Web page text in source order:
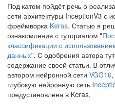
Под катом пойдёт речь о
сети архитектуры InceptionV3 с
фреймворка Keras. Статью я
ознакомления с туториалом "
классификации с
данных". С одобрения автора
содержание своей статьи. В
автором нейронной сети VGG16
глубокую нейронную сеть
предустановлена в Keras.